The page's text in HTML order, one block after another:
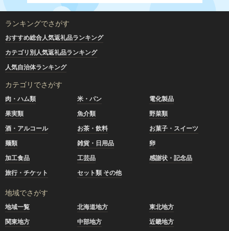
ランキングでさがす
おすすめ総合人気返礼品ランキング
カテゴリ別人気返礼品ランキング
人気自治体ランキング
カテゴリでさがす
肉・ハム類 米・パン
電化製品
果実類
魚介類
野菜類
酒・アルコール
お茶・飲料
お菓子・スイーツ
麺類
雑貨・日用品
卵
加工食品
工芸品
感謝状・記念品
旅行・チケット
セット類 その他
地域でさがす
地域一覧 北海道地方
東北地方
関東地方
中部地方
近畿地方